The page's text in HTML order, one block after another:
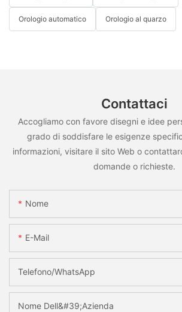
Orologio automatico Orologio al quarzo
Contattaci
Accogliamo con favore disegni e idee
grado di soddisfare le esigenze
informazioni, visitare il sito Web o
domande o richieste.
Nome
E-Mail
Telefono/WhatsApp
Nome Dell&#39;azienda